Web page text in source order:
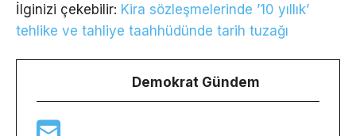
İlginizi çekebilir: Kira sözleşmelerinde ’10 yıllık’
tehlike ve tahliye taahhüdünde tarih tuzağı
Demokrat Gündem